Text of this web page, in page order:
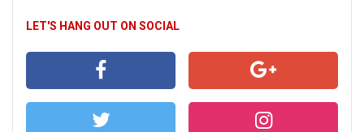
LET'S HANG OUT ON SOCIAL